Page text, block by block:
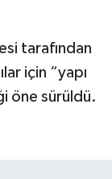
tarafından
için “yapı
öne sürüldü.